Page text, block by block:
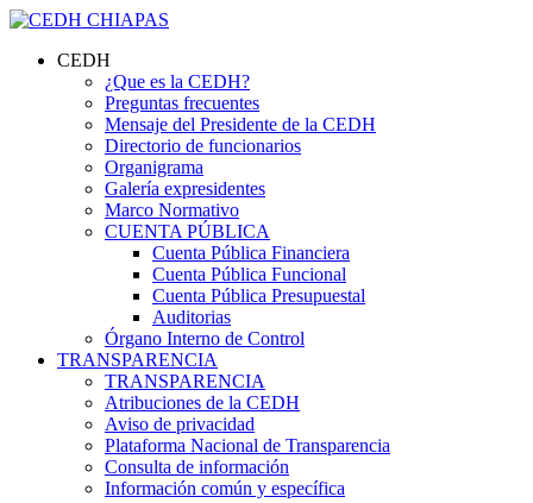
CEDH
¿Que es la CEDH?
Preguntas frecuentes
Mensaje del Presidente de la CEDH
Directorio de funcionarios
Organigrama
Galería expresidentes
Marco Normativo
CUENTA PÚBLICA
Cuenta Pública Financiera
Cuenta Pública Funcional
Cuenta Pública Presupuestal
Auditorias
Órgano Interno de Control
TRANSPARENCIA
TRANSPARENCIA
Atribuciones de la CEDH
Aviso de privacidad
Plataforma Nacional de Transparencia
Consulta de información
Información común y específica